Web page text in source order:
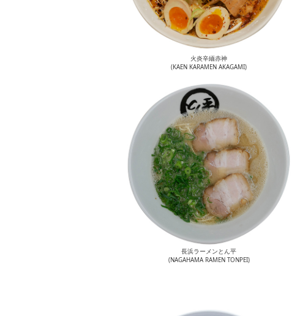
火炎辛緬赤神
(KAEN KARAMEN AKAGAMI)
長浜ラーメンとん平
(NAGAHAMA RAMEN TONPEI)